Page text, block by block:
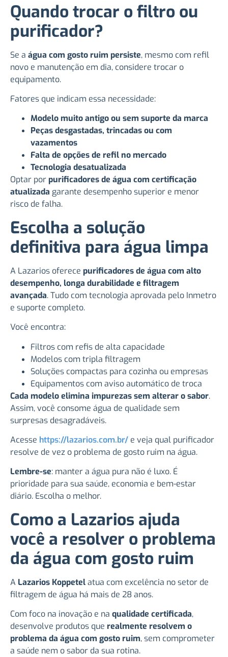
Quando trocar o filtro ou
purificador?
Se a água com gosto ruim persiste, mesmo com refil
novo e manutenção em dia, considere trocar o
equipamento.
Fatores que indicam essa necessidade:
Modelo muito antigo ou sem suporte da marca
Peças desgastadas, trincadas ou com
vazamentos
Falta de opções de refil no mercado
Tecnologia desatualizada
Optar por purificadores de água com certificação
atualizada garante desempenho superior e menor
risco de falha.
Escolha a solução
definitiva para água limpa
A Lazarios oferece purificadores de água com alto
desempenho, longa durabilidade e filtragem
avançada. Tudo com tecnologia aprovada pelo Inmetro
e suporte completo.
Você encontra:
Filtros com refis de alta capacidade
Modelos com tripla filtragem
Soluções compactas para cozinha ou empresas
Equipamentos com aviso automático de troca
Cada modelo elimina impurezas sem alterar o sabor.
Assim, você consome água de qualidade sem
surpresas desagradáveis.
Acesse https://lazarios.com.br/ e veja qual purificador
resolve de vez o problema de gosto ruim na água.
Lembre-se: manter a água pura não é luxo. É
prioridade para sua saúde, economia e bem-estar
diário. Escolha o melhor.
Como a Lazarios ajuda
você a resolver o problema
da água com gosto ruim
A Lazarios Koppetelatua com excelência no setor de
filtragem de água há mais de 28 anos.
Com foco na inovação e na qualidade certificada,
desenvolve produtos que realmente resolvem o
problema da água com gosto ruim, sem comprometer
a saúde nem o sabor da sua rotina.